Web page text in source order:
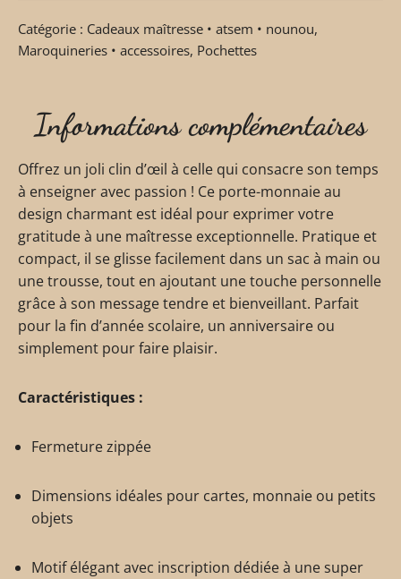
Catégorie : Cadeaux maîtresse • atsem • nounou,
Maroquineries • accessoires, Pochettes
Informations complémentaires
Offrez un joli clin d’œil à celle qui consacre son temps
à enseigner avec passion ! Ce porte-monnaie au
design charmant est idéal pour exprimer votre
gratitude à une maîtresse exceptionnelle. Pratique et
compact, il se glisse facilement dans un sac à main ou
une trousse, tout en ajoutant une touche personnelle
grâce à son message tendre et bienveillant. Parfait
pour la fin d’année scolaire, un anniversaire ou
simplement pour faire plaisir.
Caractéristiques :
Fermeture zippée
Dimensions idéales pour cartes, monnaie ou petits
objets
Motif élégant avec inscription dédiée à une super